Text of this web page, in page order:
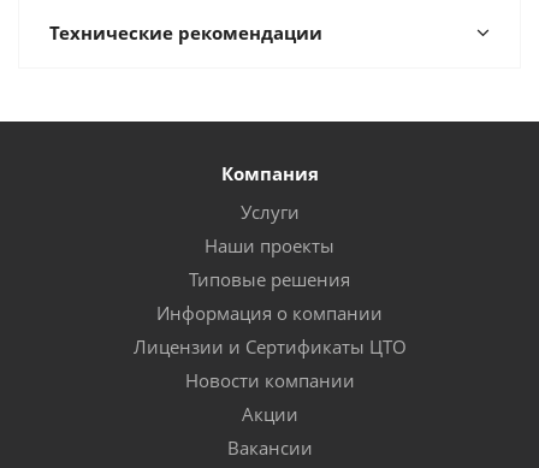
Технические рекомендации
Компания
Услуги
Наши проекты
Типовые решения
Информация о компании
Лицензии и Сертификаты ЦТО
Новости компании
Акции
Вакансии